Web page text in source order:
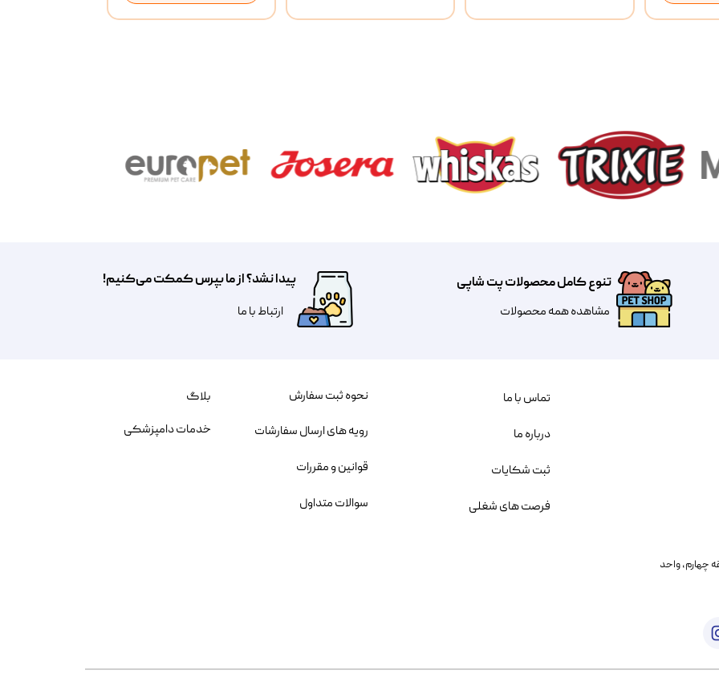
تنوع کامل محصولات پت شاپی
مشاهده همه محصولات
پیدا نشد؟ از ما بپرس کمکت می‌کنیم!
​​​ارتباط با ما
خیابان بنی هاشم پلاک ۲۰۲ ، طبقه چهارم، واحد
نحوه ثبت سفارش
رویه های ارسال سفارشات
قوانین و مقررات
سوالات متداول
تماس با ما
درباره ما
ثبت شکایات
فرصت های شغلی
بلاگ
خدمات دامپزشکی